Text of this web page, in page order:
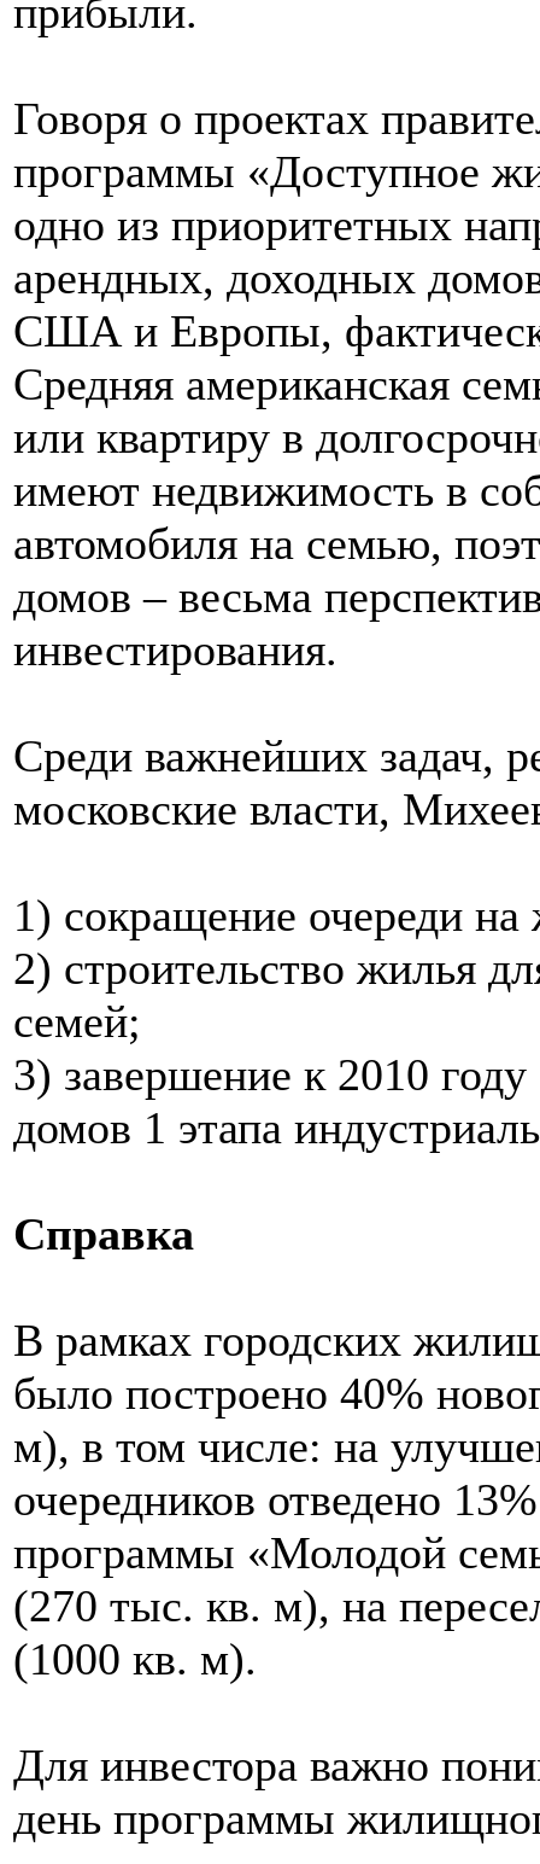
прибыли.
Говоря о проектах
программы «Доступное
одно из приоритетных
арендных, доходных
США и Европы,
Средняя американская
или квартиру в
имеют недвижимость в
автомобиля на семью,
домов – весьма
инвестирования.
Среди важнейших задач,
московские власти,
1) сокращение очереди на
2) строительство жилья
семей;
3) завершение к 2010
домов 1 этапа
Справка
В рамках городских
было построено 40%
м), в том числе: на
очередников отведено
программы «Молодой
(270 тыс. кв. м), на
(1000 кв. м).
Для инвестора важно
день программы